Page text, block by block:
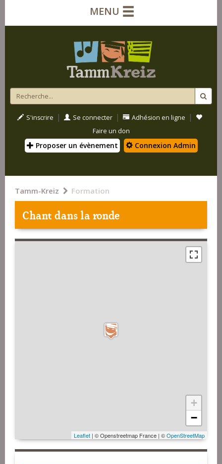
MENU
S'inscrire | Se connecter | Adhésion en ligne |
Faire un don
Proposer un évènement Connexion Admin
Tamm-Kreiz Formation
Chant dans la ronde
+
−
Leaflet | © Openstreetmap France | ©OpenStreetMap